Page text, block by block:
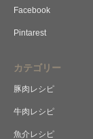
Facebook
Pintarest
カテゴリー
豚肉レシピ
牛肉レシピ
魚介レシピ